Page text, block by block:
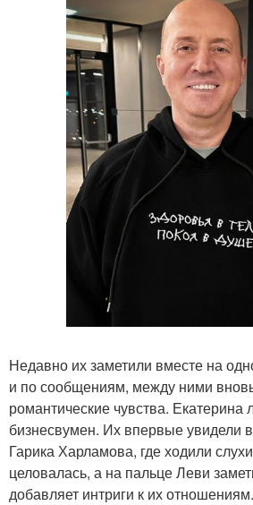
Недавно их заметили вместе на
и по сообщениям, между ними
романтические чувства. Екатерина
бизнесвумен. Их впервые увидели
Гарика Харламова, где ходили
целовалась, а на пальце Леви
добавляет интриги к их отношениям.